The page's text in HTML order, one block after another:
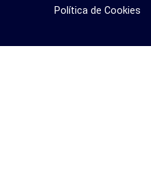
Política de Cookies